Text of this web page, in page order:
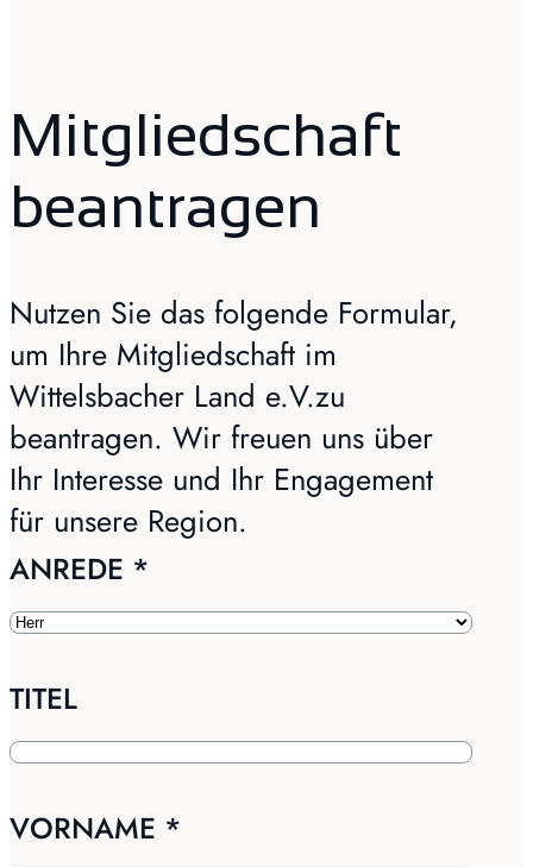
Mitgliedschaft
beantragen
Nutzen Sie das folgende Formular,
um Ihre Mitgliedschaft im
Wittelsbacher Land e.V.zu
beantragen. Wir freuen uns über
Ihr Interesse und Ihr Engagement
für unsere Region.
ANREDE *
TITEL
VORNAME *